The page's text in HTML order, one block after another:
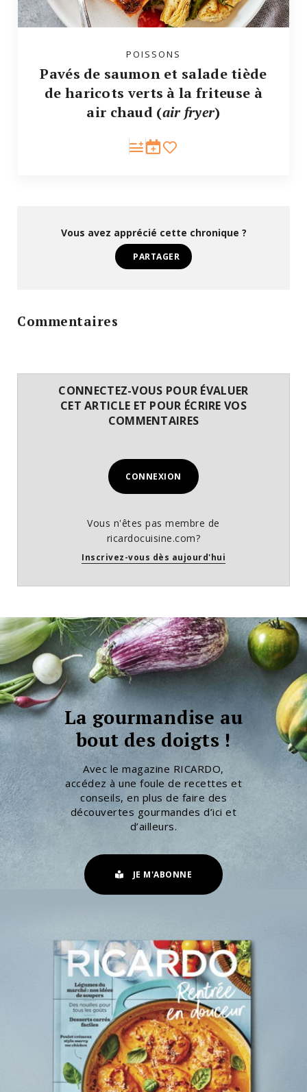
POISSONS
Pavés de saumon et salade tiède
de haricots verts à la friteuse à
air chaud (air fryer)
Vous avez apprécié cette chronique ?
PARTAGER
Commentaires
CONNECTEZ-VOUS POUR ÉVALUER
CET ARTICLE ET POUR ÉCRIRE VOS
COMMENTAIRES
CONNEXION
Vous n'êtes pas membre de
ricardocuisine.com?
Inscrivez-vous dès aujourd'hui
La gourmandise au
bout des doigts !
Avec le magazine RICARDO,
accédez à une foule de recettes et
conseils, en plus de faire des
découvertes gourmandes d’ici et
d’ailleurs.
JE M'ABONNE